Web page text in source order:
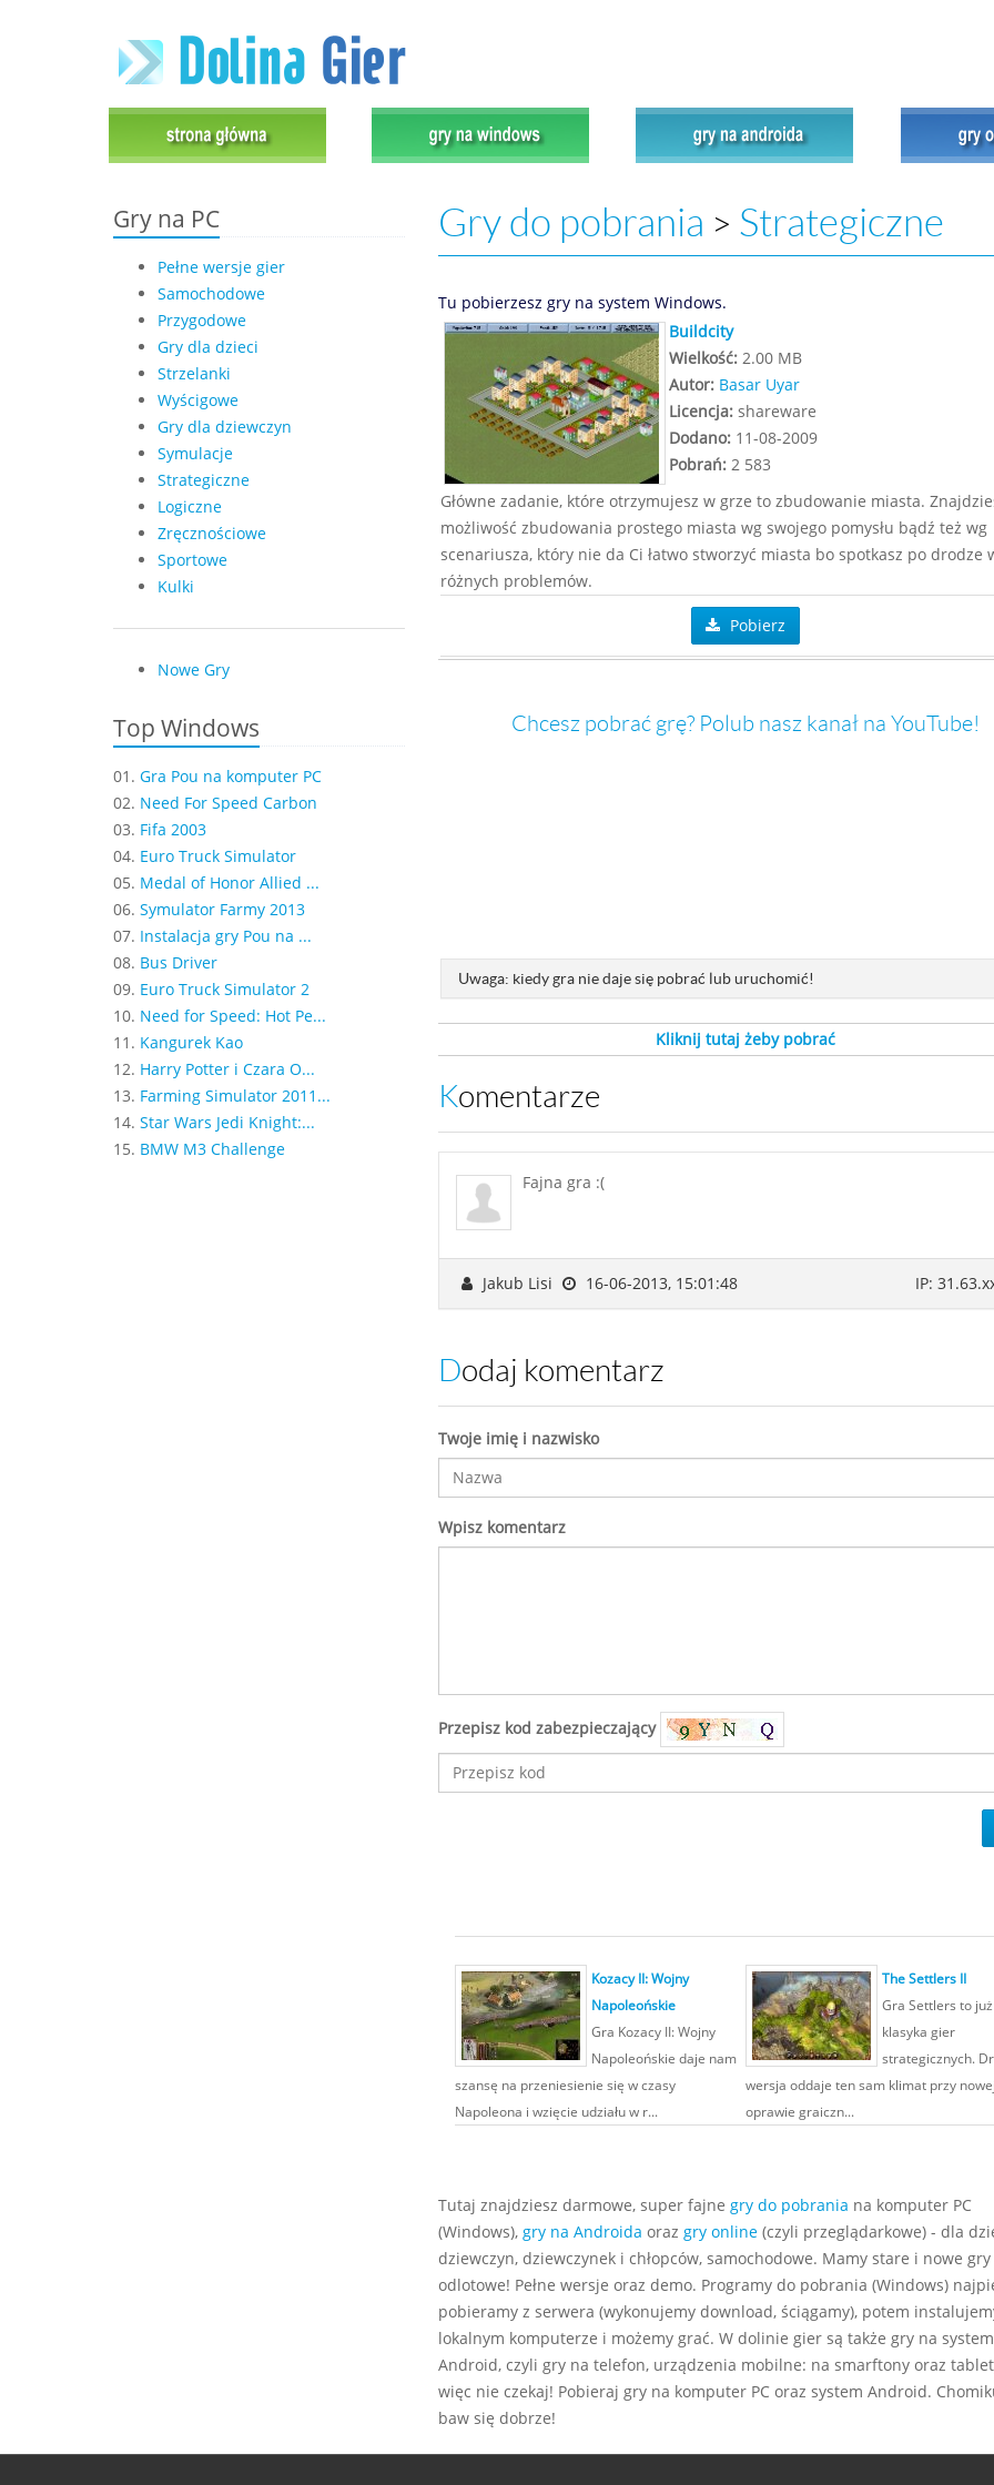
Gry na PC
Pełne wersje gier
Samochodowe
Przygodowe
Gry dla dzieci
Strzelanki
Wyścigowe
Gry dla dziewczyn
Symulacje
Strategiczne
Logiczne
Zręcznościowe
Sportowe
Kulki
Nowe Gry
Top Windows
01. Gra Pou na komputer PC
02. Need For Speed Carbon
03. Fifa 2003
04. Euro Truck Simulator
05. Medal of Honor Allied ...
06. Symulator Farmy 2013
07. Instalacja gry Pou na ...
08. Bus Driver
09. Euro Truck Simulator 2
10. Need for Speed: Hot Pe...
11. Kangurek Kao
12. Harry Potter i Czara O...
13. Farming Simulator 2011...
14. Star Wars Jedi Knight:...
15. BMW M3 Challenge
Gry do pobrania > Strategiczne
Tu pobierzesz gry na system Windows.
Buildcity
Wielkość:2.00 MB
Autor: Basar Uyar
Licencja:shareware
Dodano:11-08-2009
Pobrań:2 583
Główne zadanie, które otrzymujesz w grze to zbudowanie miasta.
możliwość zbudowania prostego miasta wg swojego pomysłu bądź też wg
scenariusza, który nie da Ci łatwo stworzyć miasta bo spotkasz po drodze
różnych problemów.
Pobierz
Chcesz pobrać grę? Polub nasz kanał na YouTube!
Uwaga: kiedy gra nie daje się pobrać lub uruchomić!
Kliknij tutaj żeby pobrać
Komentarze
Fajna gra :(
Jakub Lisi 16-06-2013, 15:01:48 IP:
Dodaj komentarz
Twoje imię i nazwisko
Wpisz komentarz
Przepisz kod zabezpieczający
Kozacy II: Wojny
Napoleońskie
Gra Kozacy II: Wojny
Napoleońskie daje nam
szansę na przeniesienie się w czasy
Napoleona i wzięcie udziału w r...
The Settlers II
Gra Settlers to już
klasyka gier
strategicznych.
wersja oddaje ten sam klimat przy nowej
oprawie graiczn...
Tutaj znajdziesz darmowe, super fajne gry do pobrania na komputer PC
(Windows), gry na Androida oraz gry online(czyli przeglądarkowe) - dla
dziewczyn, dziewczynek i chłopców, samochodowe. Mamy stare i nowe gry
odlotowe! Pełne wersje oraz demo. Programy do pobrania (Windows)
pobieramy z serwera (wykonujemy download, ściągamy), potem
lokalnym komputerze i możemy grać. W dolinie gier są także gry na system
Android, czyli gry na telefon, urządzenia mobilne: na smarftony oraz
więc nie czekaj! Pobieraj gry na komputer PC oraz system Android.
baw się dobrze!